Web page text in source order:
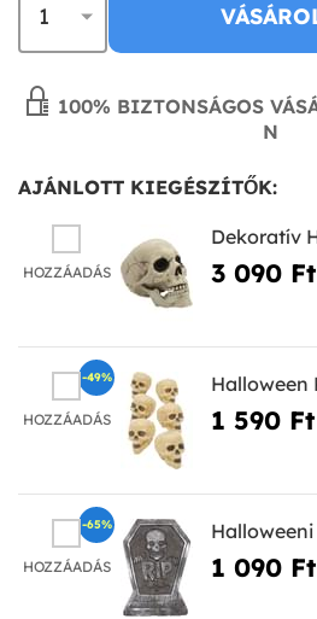
100% BIZTONSÁGOS
N
AJÁNLOTT KIEGÉSZÍTŐK:
HOZZÁADÁS
Dekoratív
3 090 Ft‎
HOZZÁADÁS
Halloween
1 590 Ft‎
-49%
HOZZÁADÁS
Halloweeni
1 090 Ft‎
-65%